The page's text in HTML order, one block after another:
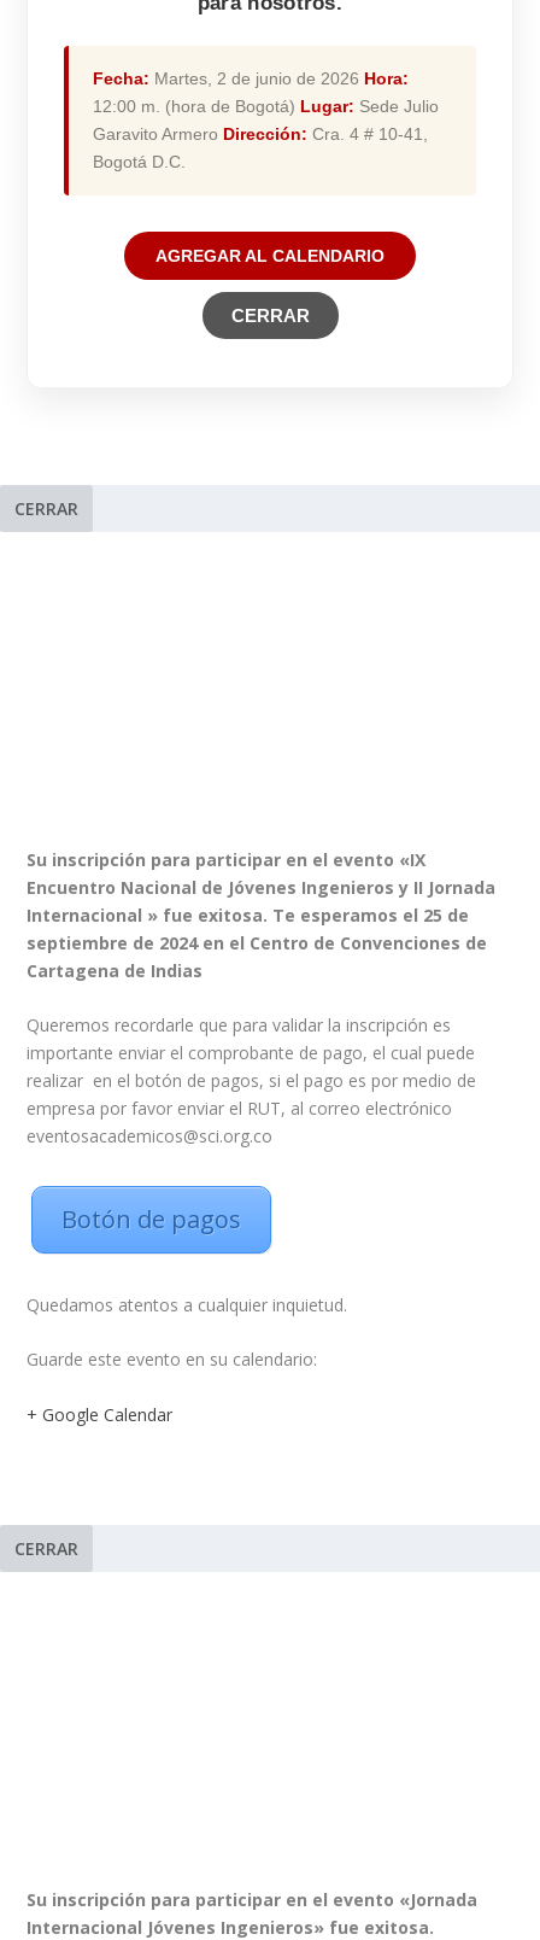
Fecha: Martes, 2 de junio de 2026 Hora:
12:00 m. (hora de Bogotá) Lugar: Sede Julio
Garavito Armero Dirección: Cra. 4 # 10-41,
Bogotá D.C.
AGREGAR AL CALENDARIO
CERRAR
CERRAR
Su inscripción para participar en el evento «IX
Encuentro Nacional de Jóvenes Ingenieros y II Jornada
Internacional » fue exitosa. Te esperamos el 25 de
septiembre de 2024 en el Centro de Convenciones de
Cartagena de Indias
Queremos recordarle que para validar la inscripción es
importante enviar el comprobante de pago, el cual puede
realizar en el botón de pagos, si el pago es por medio de
empresa por favor enviar el RUT, al correo electrónico
eventosacademicos@sci.org.co
Botón de pagos
Quedamos atentos a cualquier inquietud.
Guarde este evento en su calendario:
+ Google Calendar
CERRAR
Su inscripción para participar en el evento «Jornada
Internacional Jóvenes Ingenieros» fue exitosa.